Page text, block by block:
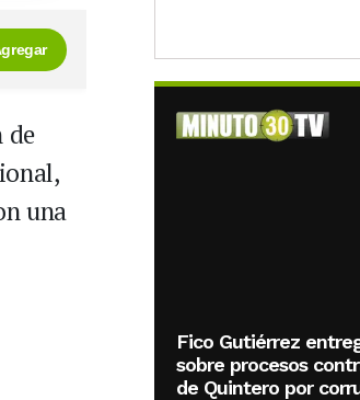
de
una
Fico Gutiérrez
sobre procesos
de Quintero por